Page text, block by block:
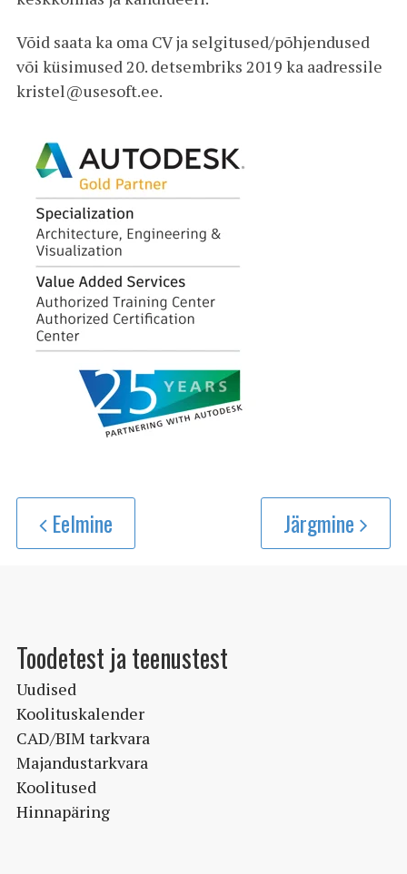
Võid saata ka oma CV ja selgitused/põhjendused
või küsimused 20. detsembriks 2019 ka aadressile
kristel@usesoft.ee.
Eelmine Järgmine
Toodetest ja teenustest
Uudised
Koolituskalender
CAD/BIM tarkvara
Majandustarkvara
Koolitused
Hinnapäring